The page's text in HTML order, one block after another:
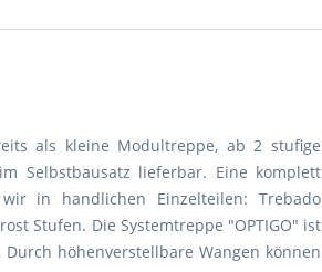
als kleine Modultreppe, ab 2 stufige
Selbstbausatz lieferbar. Eine komplett
in handlichen Einzelteilen: Trebado
Stufen. Die Systemtreppe "OPTIGO" ist
höhenverstellbare Wangen können